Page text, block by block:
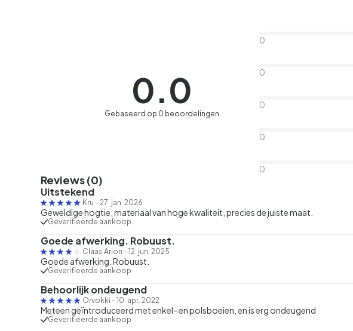
0.0
Gebaseerd op 0 beoordelingen
0
0
0
0
0
Reviews (0)
Uitstekend
Kru - 27. jan. 2026
Geweldige hogtie, materiaal van hoge kwaliteit, precies de juiste maat.
Geverifieerde aankoop
Goede afwerking. Robuust.
Claas Arion - 12. jun. 2025
Goede afwerking. Robuust.
Geverifieerde aankoop
Behoorlijk ondeugend
Orvokki - 10. apr. 2022
Meteen geïntroduceerd met enkel- en polsboeien, en is erg ondeugend
Geverifieerde aankoop